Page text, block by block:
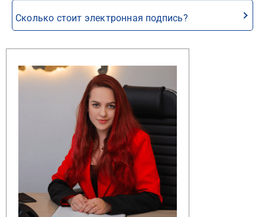
Сколько стоит электронная подпись?